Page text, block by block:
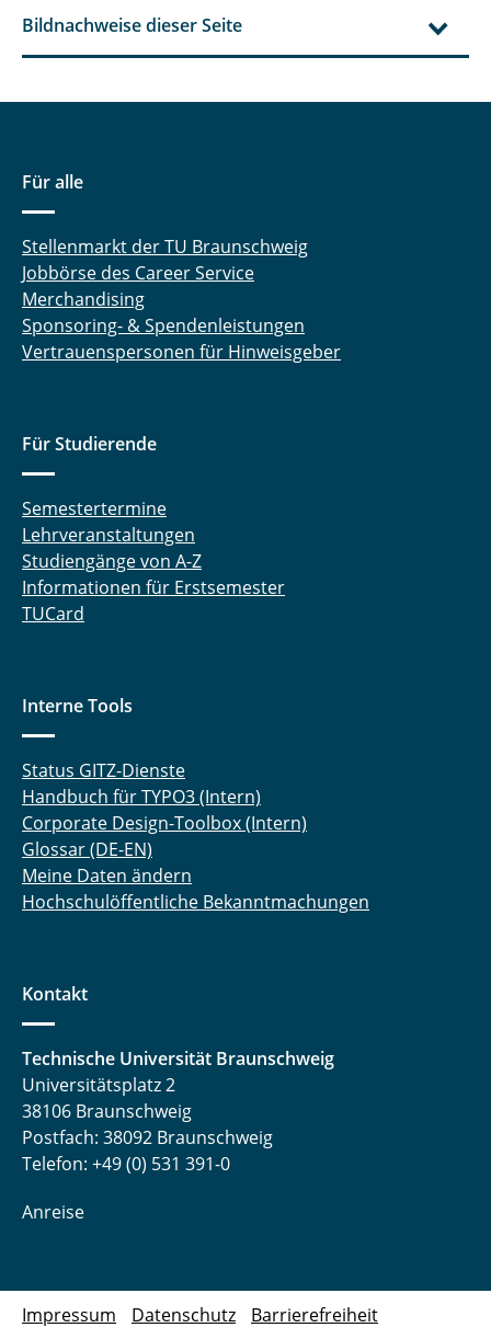
Bildnachweise dieser Seite
Für alle
Stellenmarkt der TU Braunschweig
Jobbörse des Career Service
Merchandising
Sponsoring- & Spendenleistungen
Vertrauenspersonen für Hinweisgeber
Für Studierende
Semestertermine
Lehrveranstaltungen
Studiengänge von A-Z
Informationen für Erstsemester
TUCard
Interne Tools
Status GITZ-Dienste
Handbuch für TYPO3 (Intern)
Corporate Design-Toolbox (Intern)
Glossar (DE-EN)
Meine Daten ändern
Hochschulöffentliche Bekanntmachungen
Kontakt
Technische Universität Braunschweig
Universitätsplatz 2
38106 Braunschweig
Postfach: 38092 Braunschweig
Telefon: +49 (0) 531 391-0
Anreise
Impressum Datenschutz Barrierefreiheit